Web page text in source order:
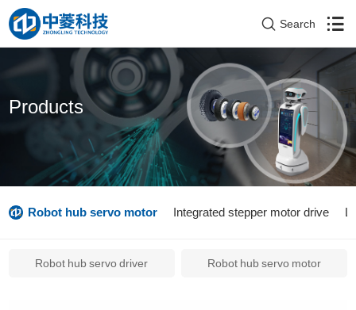
Search
Products
Robot hub servo motor Integrated stepper motor drive
Robot hub servo driver Robot hub servo motor